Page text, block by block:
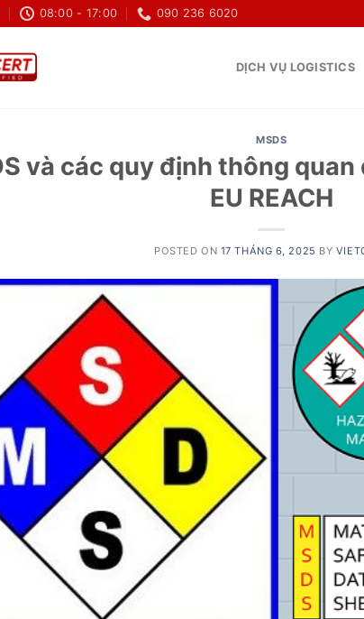
08:00 - 17:00 090 236 6020
DỊCH VỤ LOGISTICS
MSDS
và các quy định thông quan
EU REACH
POSTED ON 17 THÁNG 6, 2025 BY